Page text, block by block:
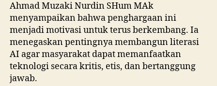
Ahmad Muzaki Nurdin SHum MAk
menyampaikan bahwa penghargaan ini
menjadi motivasi untuk terus berkembang. Ia
menegaskan pentingnya membangun literasi
AI agar masyarakat dapat memanfaatkan
teknologi secara kritis, etis, dan bertanggung
jawab.